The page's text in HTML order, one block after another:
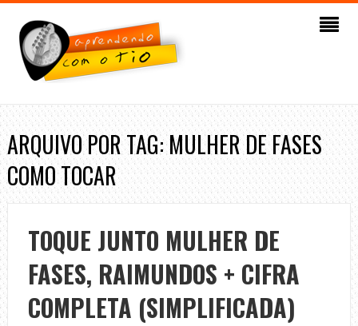
ARQUIVO POR TAG: MULHER DE FASES
COMO TOCAR
TOQUE JUNTO MULHER DE
FASES, RAIMUNDOS + CIFRA
COMPLETA (SIMPLIFICADA)